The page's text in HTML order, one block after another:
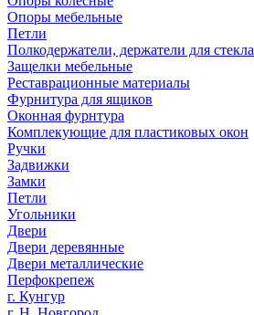
Опоры мебельные
Петли
Полкодержатели, держатели для стекла
Защелки мебельные
Реставрационные материалы
Фурнитура для ящиков
Оконная фурнтура
Комплекующие для пластиковых окон
Ручки
Задвижки
Замки
Петли
Угольники
Двери
Двери деревянные
Двери металлические
Перфокрепеж
г. Кунгур